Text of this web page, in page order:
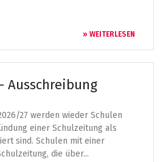
» WEITERLESEN
Ausschreibung
27 werden wieder Schulen
einer Schulzeitung als
sind. Schulen mit einer
die über...